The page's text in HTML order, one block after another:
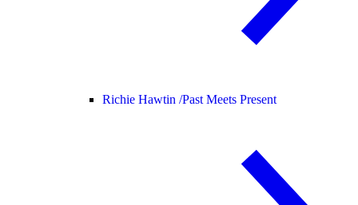
Richie Hawtin /Past Meets Present